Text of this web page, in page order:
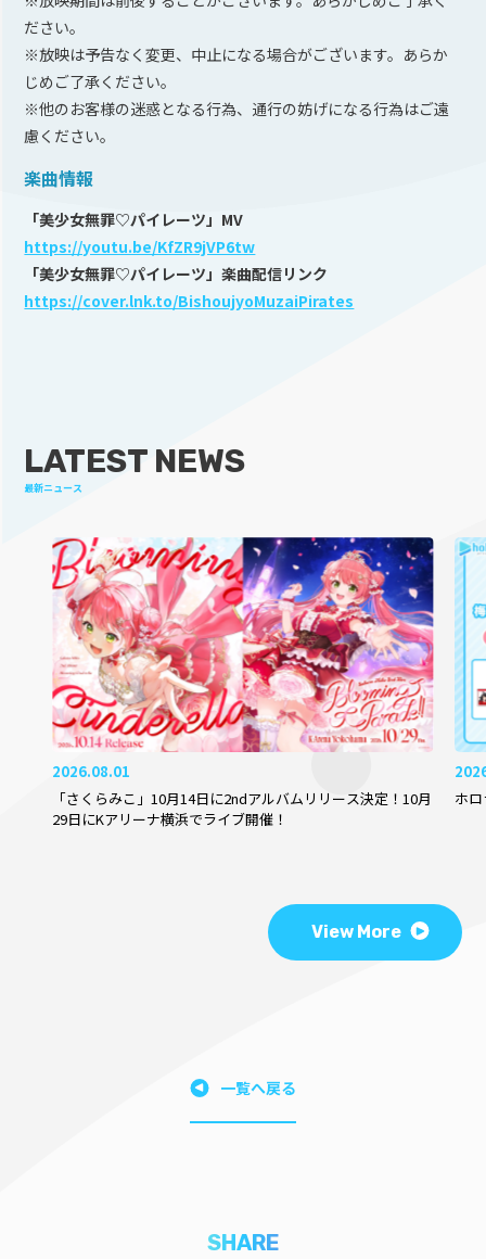
ださい。
※放映は予告なく変更、中止になる場合がございます。あらか
じめご了承ください。
※他のお客様の迷惑となる行為、通行の妨げになる行為はご遠
慮ください。
楽曲情報
「美少女無罪♡パイレーツ」MV
https://youtu.be/KfZR9jVP6tw
「美少女無罪♡パイレーツ」楽曲配信リンク
https://cover.lnk.to/BishoujyoMuzaiPirates
LATEST NEWS
最新ニュース
2026.08.01
「さくらみこ」10月14日に2ndアルバムリリース決定！10月
29日にKアリーナ横浜でライブ開催！
ホ
View More
一覧へ戻る
SHARE